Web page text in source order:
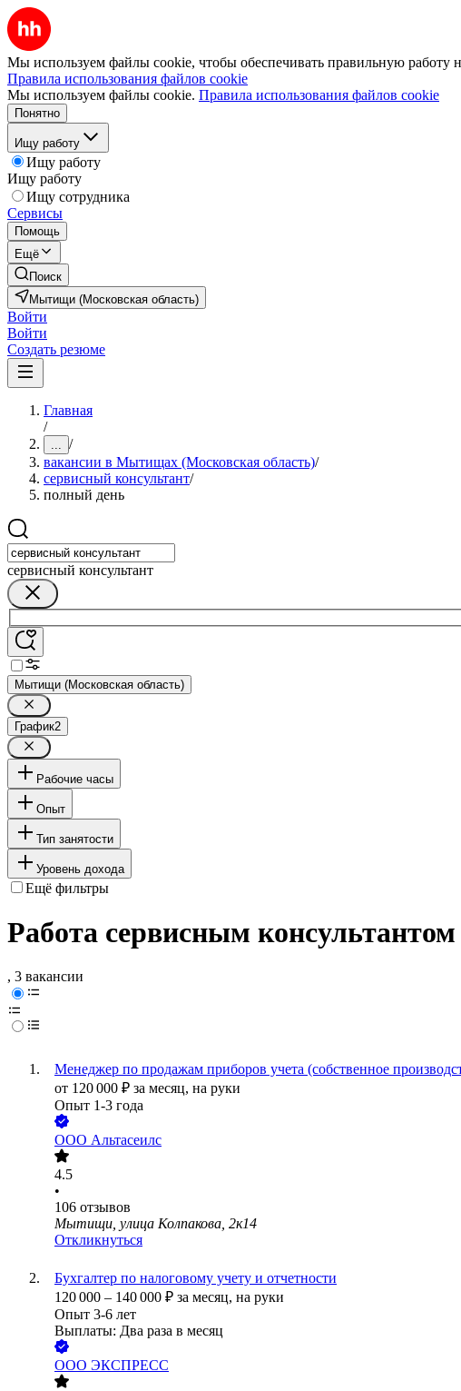
Мы используем файлы cookie, чтобы обеспечивать правильную работу
Правила использования файлов cookie
Мы используем файлы cookie. Правила использования файлов cookie
Понятно
Ищу работу
Ищу работу
Ищу работу
Ищу сотрудника
Сервисы
Помощь
Ещё
Поиск
Мытищи (Московская область)
Войти
Войти
Создать резюме
Главная
/
... /
вакансии в Мытищах (Московская область)/
сервисный консультант/
полный день
сервисный консультант
Мытищи (Московская область)
График2
Рабочие часы
Опыт
Тип занятости
Уровень дохода
Ещё фильтры
Работа сервисным
, 3 вакансии
Менеджер по продажам приборов учета (собственное
от 120 000 ₽ за месяц, на руки
Опыт 1-3 года
ООО Альтасеилс
4.5
•
106 отзывов
Мытищи, улица Колпакова, 2к14
Откликнуться
Бухгалтер по налоговому учету и отчетности
120 000 – 140 000 ₽ за месяц, на руки
Опыт 3-6 лет
Выплаты: Два раза в месяц
ООО ЭКСПРЕСС